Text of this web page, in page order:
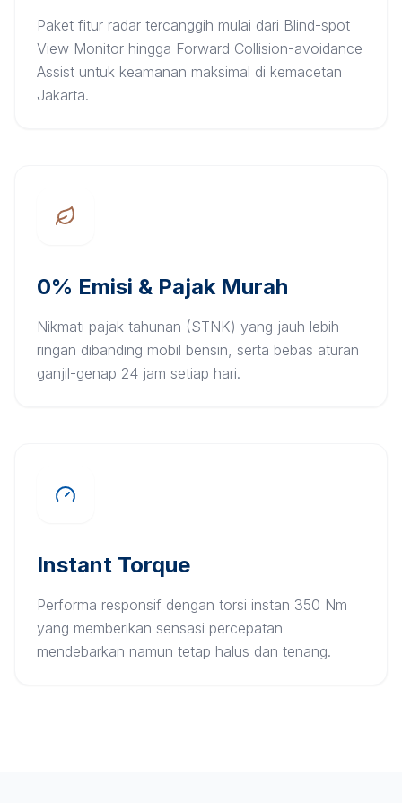
Paket fitur radar tercanggih mulai dari Blind-spot
View Monitor hingga Forward Collision-avoidance
Assist untuk keamanan maksimal di kemacetan
Jakarta.
0% Emisi & Pajak Murah
Nikmati pajak tahunan (STNK) yang jauh lebih
ringan dibanding mobil bensin, serta bebas aturan
ganjil-genap 24 jam setiap hari.
Instant Torque
Performa responsif dengan torsi instan 350 Nm
yang memberikan sensasi percepatan
mendebarkan namun tetap halus dan tenang.